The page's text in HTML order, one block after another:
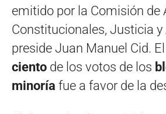
emitido por la Comisión de
Constitucionales, Justicia y
preside Juan Manuel Cid. El
ciento de los votos de los
minoría fue a favor de la